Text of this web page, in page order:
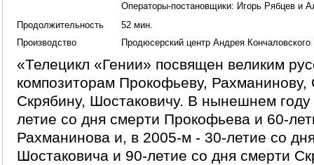
Операторы-постановщики: Игорь Рябцев и
Продолжительность
52 мин.
Производство
Продюсерский центр Андрея Кончаловского
«Телецикл «Гении» посвящен великим
композиторам Прокофьеву, Рахманинову,
Скрябину, Шостаковичу. В нынешнем
летие со дня смерти Прокофьева и 60-
Рахманинова и, в 2005-м - 30-летие со
Шостаковича и 90-летие со дня смерти